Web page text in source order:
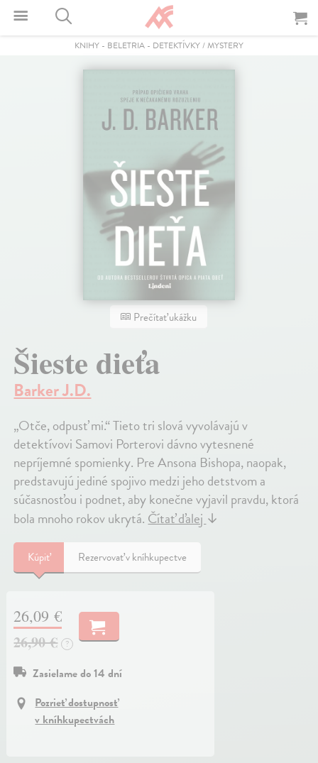
KNIHY - BELETRIA - DETEKTÍVKY / MYSTERY
Prečítať ukážku
Šieste dieťa
Barker J.D.
„Otče, odpusť mi.“ Tieto tri slová vyvolávajú v
detektívovi Samovi Porterovi dávno vytesnené
nepríjemné spomienky. Pre Ansona Bishopa, naopak,
predstavujú jediné spojivo medzi jeho detstvom a
súčasnosťou i podnet, aby konečne vyjavil pravdu, ktorá
bola mnoho rokov ukrytá.Čítať ďalej↓
Kúpiť Rezervovať v kníhkupectve
26,09 €
26,90 €
?
Zasielame do 14 dní
Pozrieť dostupnosť
v kníhkupectvách